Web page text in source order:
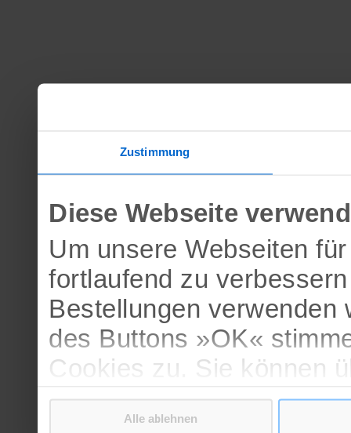
Zustimmung
Diese Webseite
Um unsere Webseiten
fortlaufend zu
Bestellungen
des Buttons »OK«
Cookies zu. Sie können
verschiedenen Cookies
Alle ablehnen